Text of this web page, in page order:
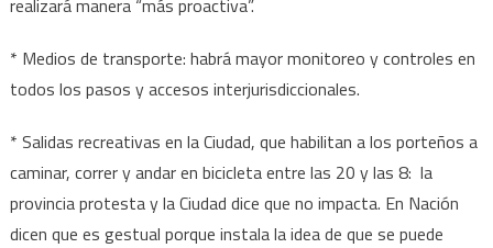
realizará manera “más proactiva”.
* Medios de transporte: habrá mayor monitoreo y controles en
todos los pasos y accesos interjurisdiccionales.
* Salidas recreativas en la Ciudad, que habilitan a los porteños a
caminar, correr y andar en bicicleta entre las 20 y las 8: la
provincia protesta y la Ciudad dice que no impacta. En Nación
dicen que es gestual porque instala la idea de que se puede